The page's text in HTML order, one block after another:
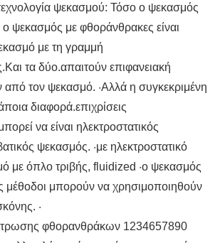
ψεκασμού: Τόσο ο ψεκασμός
ψεκασμός με φθοράνθρακες είναι
με τη γραμμή
τα δύο.απαιτούν επιφανειακή
από τον ψεκασμό. ·Αλλά η συγκεκριμένη
διαφορά.επιχρίσεις
να είναι ηλεκτροστατικός
ψεκασμός. ·με ηλεκτροστατικό
με όπλο τριβής, fluidized ·ο ψεκασμός
μέθοδοι μπορούν να χρησιμοποιηθούν
·
φθορανθράκων 1234657890